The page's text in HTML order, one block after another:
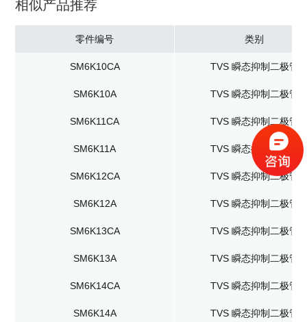
相似产品推荐
零件编号 类别
SM6K10CA TVS 瞬态抑制二极管
SM6K10A TVS 瞬态抑制二极管
SM6K11CA TVS 瞬态抑制二极管
SM6K11A TVS 瞬态抑制二极管
SM6K12CA TVS 瞬态抑制二极管
SM6K12A TVS 瞬态抑制二极管
SM6K13CA TVS 瞬态抑制二极管
SM6K13A TVS 瞬态抑制二极管
SM6K14CA TVS 瞬态抑制二极管
SM6K14A TVS 瞬态抑制二极管